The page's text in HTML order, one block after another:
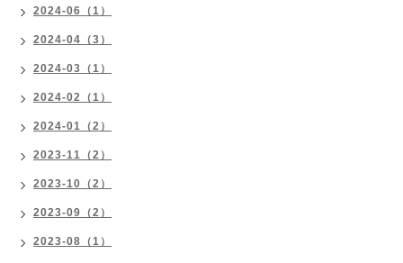
2024-06（1）
2024-04（3）
2024-03（1）
2024-02（1）
2024-01（2）
2023-11（2）
2023-10（2）
2023-09（2）
2023-08（1）